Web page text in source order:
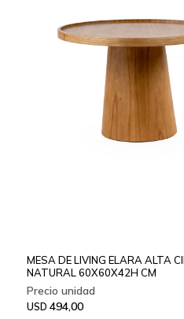
MESA DE LIVING ELARA ALTA
NATURAL 60X60X42H CM
USD 494,00